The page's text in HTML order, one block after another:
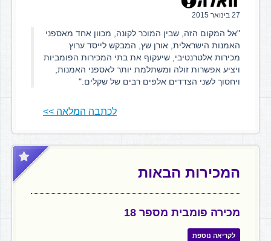
27 בינואר 2015
"אל המקום הזה, שבין המוכר לקונה, מכוון אחד מאספני
האמנות הישראלית, אורן שץ, המבקש לייסד ערוץ
מכירות אלטרנטיבי, שיעקוף את בתי המכירות הפומביות
ויציע אפשרות זולה ומשתלמת יותר לאספני האמנות,
ויחסוך לשני הצדדים אלפים רבים של שקלים."
לכתבה המלאה >>
המכירות הבאות
מכירה פומבית מספר 18
לקריאה נוספת